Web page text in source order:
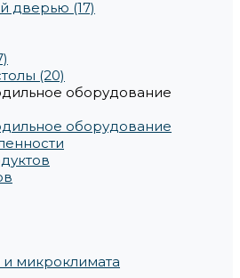
дверью (17)
(20)
оборудование
оборудование
микроклимата